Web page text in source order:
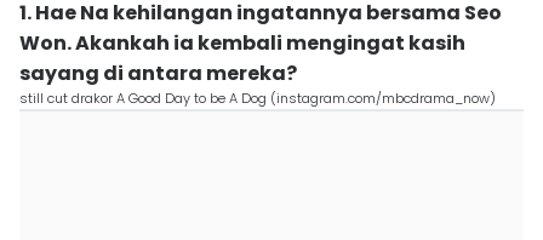
1. Hae Na kehilangan ingatannya bersama Seo
Won. Akankah ia kembali mengingat kasih
sayang di antara mereka?
still cut drakor A Good Day to be A Dog (instagram.com/mbcdrama_now)